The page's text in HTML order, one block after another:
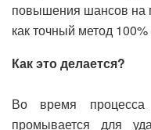
повышения шансов на
как точный метод
Как это делается?
Во время
промывается для